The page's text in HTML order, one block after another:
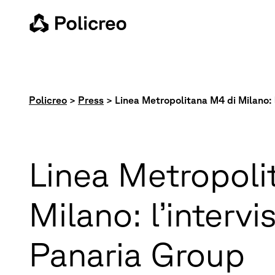
Policreo > Press > Linea Metropolitana M4 di Milano:
Linea
Milano:
Panaria Group